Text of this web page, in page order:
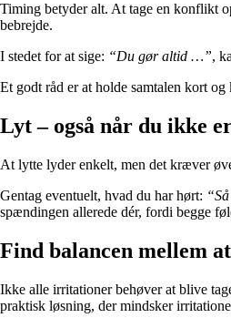
Timing betyder alt. At tage en konflikt
bebrejde.
I stedet for at sige: “Du gør altid …”,
Et godt råd er at holde samtalen kort
Lyt – også når du ikke
At lytte lyder enkelt, men det kræver
Gentag eventuelt, hvad du har hørt:
spændingen allerede dér, fordi begge
Find balancen mellem
Ikke alle irritationer behøver at blive
praktisk løsning, der mindsker